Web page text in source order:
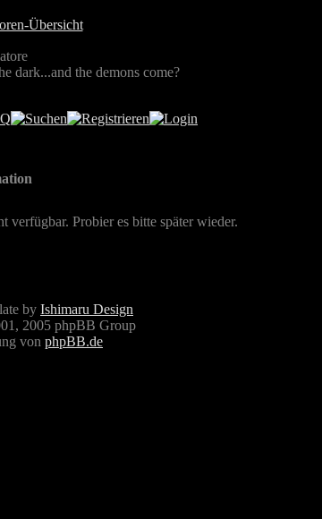
dark...and the demons come?
verfügbar. Probier es bitte später wieder.
by Ishimaru Design
2005 phpBB Group
von phpBB.de